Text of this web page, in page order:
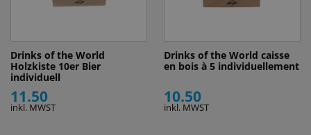
Drinks of the World
Holzkiste 10er Bier
individuell
11.50
inkl. MWST
Drinks of the World caisse
en bois à 5 individuellement
10.50
inkl. MWST